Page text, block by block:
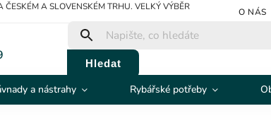
A SLOVENSKÉM TRHU. VELKÝ VÝBĚR
O NÁS
Hledat
a nástrahy Rybářské potřeby